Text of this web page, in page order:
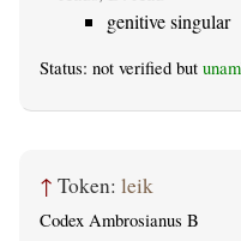
genitive singular
Status: not verified but
↑ Token: leik
Codex Ambrosianus B